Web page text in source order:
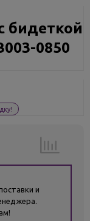
бидеткой
0850
и